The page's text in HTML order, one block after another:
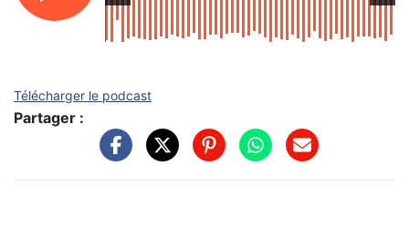
Télécharger le podcast
Partager :